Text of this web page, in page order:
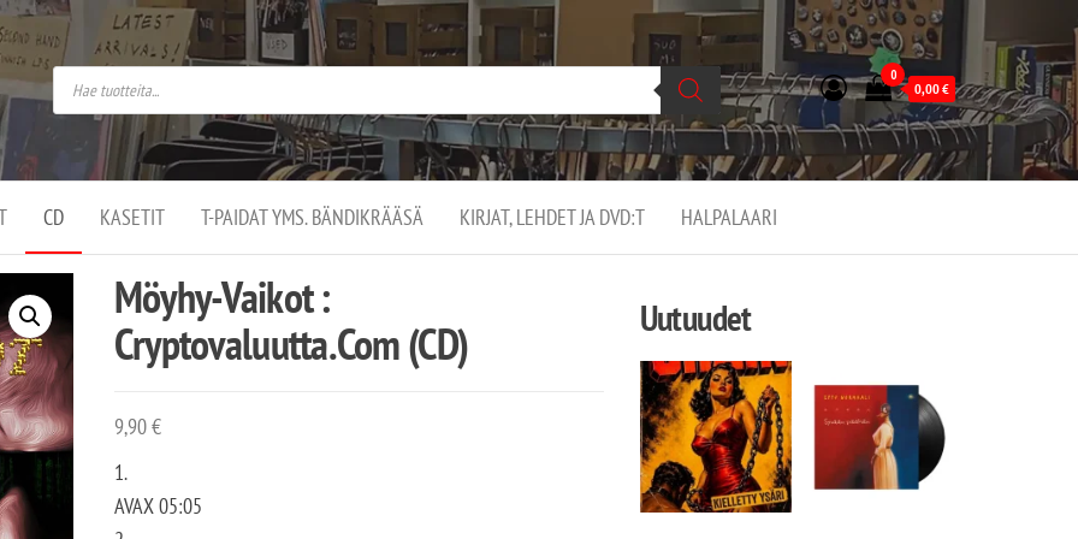
–
on
0
0,00€
CD KASETIT T-PAIDAT YMS. BÄNDIKRÄÄSÄ KIRJAT, LEHDET JA DVD:T HALPALAARI
Möyhy-Vaikot :
Cryptovaluutta.Com (CD)
9,90€
1.
AVAX 05:05
Uutuudet